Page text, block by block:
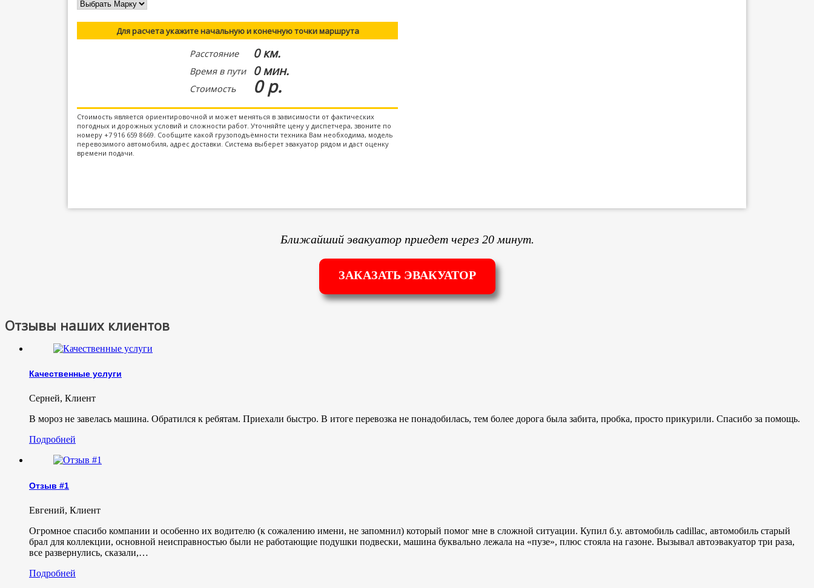
Для расчета укажите начальную и конечную точки маршрута
Расстояние 0 км.
Время в пути 0 мин.
Стоимость 0 р.
Стоимость является ориентировочной и может меняться в зависимости от фактических
погодных и дорожных условий и сложности работ. Уточняйте цену у диспетчера, звоните по
номеру +7 916 659 8669. Сообщите какой грузоподъёмности техника Вам необходима, модель
перевозимого автомобиля, адрес доставки. Система выберет эвакуатор рядом и даст оценку
времени подачи.
Ближайший эвакуатор приедет через 20 минут.
ЗАКАЗАТЬ ЭВАКУАТОР
Отзывы наших клиентов
Качественные услуги
Серней, Клиент
В мороз не завелась машина. Обратился к ребятам. Приехали быстро. В итоге перевозка не понадобилась, тем более дорога была забита, пробка, просто прикурили. Спасибо за помощь.
Подробней
Отзыв #1
Евгений, Клиент
Огромное спасибо компании и особенно их водителю (к сожалению имени, не запомнил) который помог мне в сложной ситуации. Купил б.у. автомобиль cadillac, автомобиль старый
брал для коллекции, основной неисправностью были не работающие подушки подвески, машина буквально лежала на «пузе», плюс стояла на газоне. Вызывал автоэвакуатор три раза,
все развернулись, сказали,…
Подробней